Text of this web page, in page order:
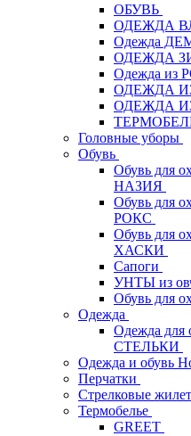
ОБУВЬ
ОДЕЖДА
Одежда
ОДЕЖДА
Одежда из
ОДЕЖДА
ОДЕЖДА
Головные уборы
Обувь
Обувь для
НАЗИЯ
Обувь для
РОКС
Обувь для
ХАСКИ
Сапоги
УНТЫ из
Обувь для
Одежда
Одежда для
СТЕЛЬКИ
Одежда и обувь
Перчатки
Стрелковые
Термобелье
GREET